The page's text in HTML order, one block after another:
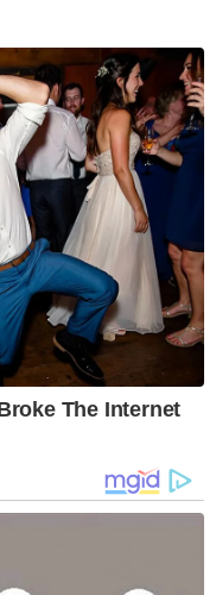
The Internet